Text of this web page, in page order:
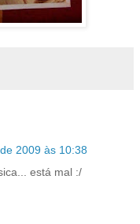
2009 às 10:38
está mal :/